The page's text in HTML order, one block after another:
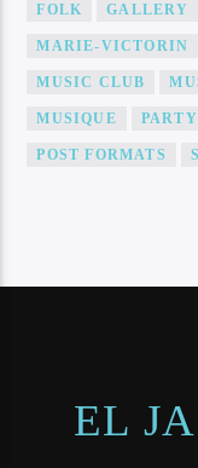
FOLK GALLERY
MARIE-VICTORIN
MUSIC CLUB
MUSIQUE PARTY
POST FORMATS
EL